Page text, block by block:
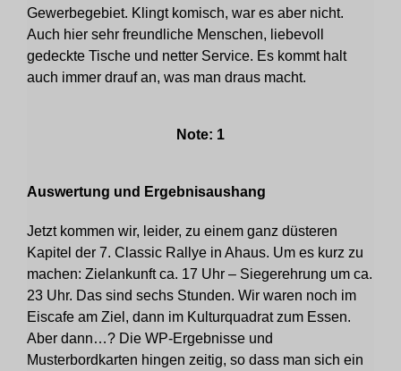
Gewerbegebiet. Klingt komisch, war es aber nicht.
Auch hier sehr freundliche Menschen, liebevoll
gedeckte Tische und netter Service. Es kommt halt
auch immer drauf an, was man draus macht.
Note: 1
Auswertung und Ergebnisaushang
Jetzt kommen wir, leider, zu einem ganz düsteren
Kapitel der 7. Classic Rallye in Ahaus. Um es kurz zu
machen: Zielankunft ca. 17 Uhr – Siegerehrung um ca.
23 Uhr. Das sind sechs Stunden. Wir waren noch im
Eiscafe am Ziel, dann im Kulturquadrat zum Essen.
Aber dann…? Die WP-Ergebnisse und
Musterbordkarten hingen zeitig, so dass man sich ein